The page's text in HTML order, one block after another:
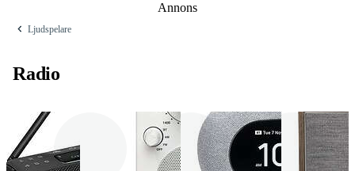
Annons
Ljudspelare
Radio